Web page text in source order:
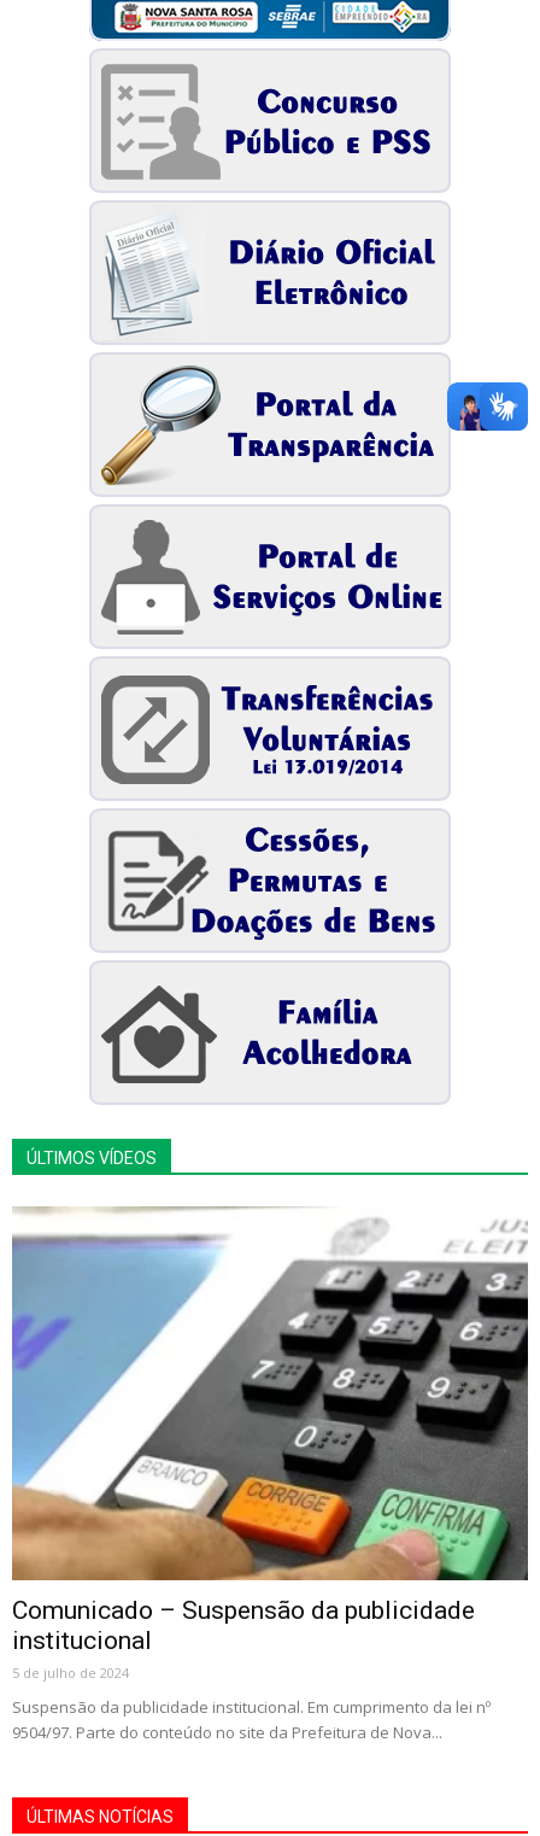
ÚLTIMOS VÍDEOS
Comunicado – Suspensão da publicidade
institucional
5 de julho de 2024
Suspensão da publicidade institucional. Em cumprimento da lei nº
9504/97. Parte do conteúdo no site da Prefeitura de Nova...
ÚLTIMAS NOTÍCIAS